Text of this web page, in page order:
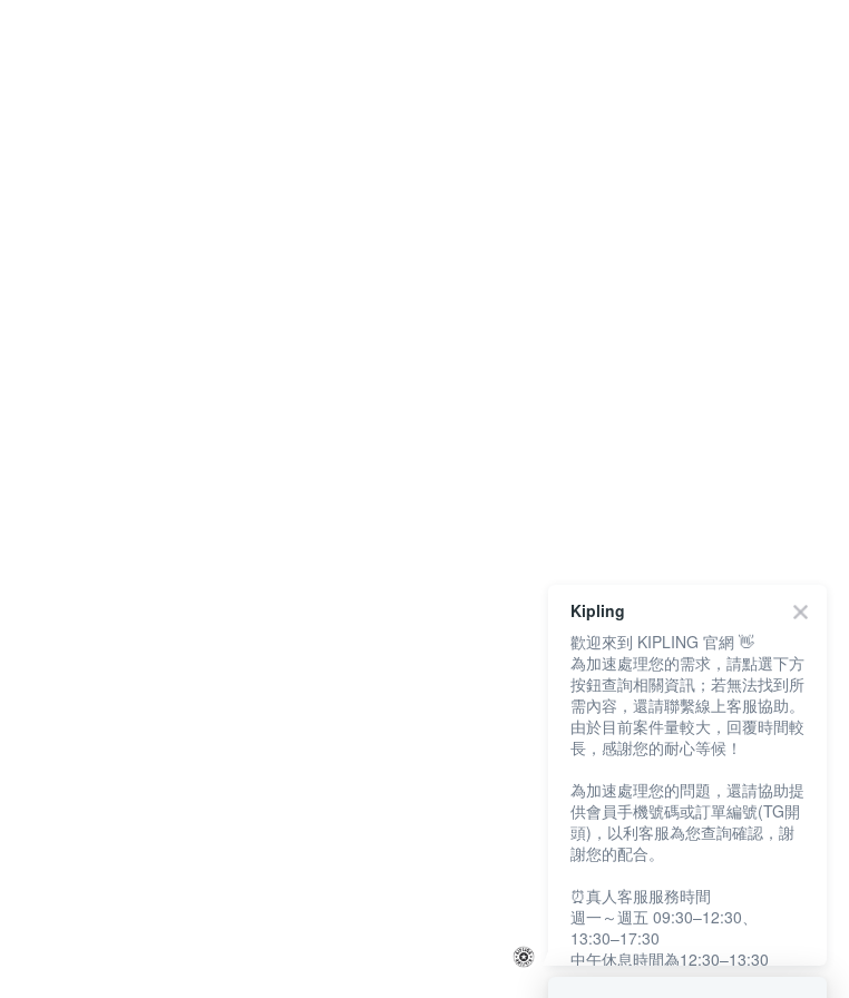
Kipling
歡迎來到 KIPLING 官網 👋
為加速處理您的需求，請點選下方
按鈕查詢相關資訊；若無法找到所
需內容，還請聯繫線上客服協助。
由於目前案件量較大，回覆時間較
長，感謝您的耐心等候！
為加速處理您的問題，還請協助提
供會員手機號碼或訂單編號(TG開
頭)，以利客服為您查詢確認，謝
謝您的配合。
⏰真人客服服務時間
週一～週五 09:30–12:30、
13:30–17:30
中午休息時間為12:30–13:30